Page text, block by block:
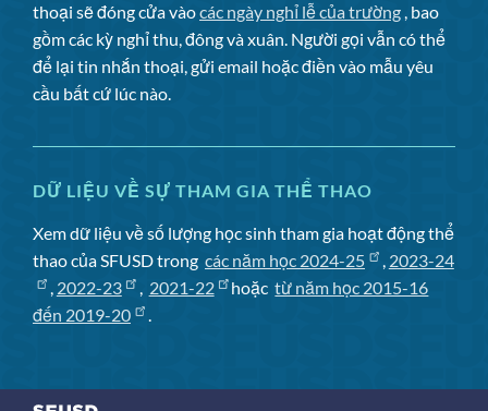
thoại sẽ đóng cửa vàocác ngày nghỉ lễ của trường , bao
gồm các kỳ nghỉ thu, đông và xuân. Người gọi vẫn có thể
để lại tin nhắn thoại, gửi email hoặc điền vào mẫu yêu
cầu bất cứ lúc nào.
DỮ LIỆU VỀ SỰ THAM GIA THỂ THAO
Xem dữ liệu về số lượng học sinh tham gia hoạt động thể
thao của SFUSD trong các năm học 2024-25 , 2023-24
, 2022-23 , 2021-22 hoặctừ năm học 2015-16
đến 2019-20
.